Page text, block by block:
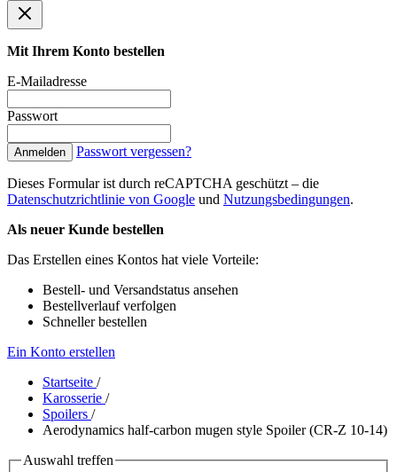
Mit Ihrem Konto bestellen
E-Mailadresse
Passwort
Anmelden Passwort vergessen?
Dieses Formular ist durch reCAPTCHA geschützt – die
Datenschutzrichtlinie von Google und Nutzungsbedingungen.
Als neuer Kunde bestellen
Das Erstellen eines Kontos hat viele Vorteile:
Bestell- und Versandstatus ansehen
Bestellverlauf verfolgen
Schneller bestellen
Ein Konto erstellen
Startseite /
Karosserie /
Spoilers /
Aerodynamics half-carbon mugen style Spoiler (CR-Z 10-14)
Auswahl treffen